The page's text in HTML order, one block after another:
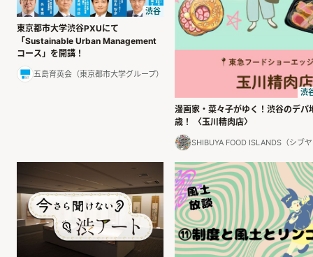
渋谷
東京都市大学渋谷PXUにて
「Sustainable Urban Management
コース」を開講！
五島育英会（東京都市大学グループ）
渋
漫画家・菜々子がゆく！渋谷のデパ
歳！ 〈玉川精肉店〉
SHIBUYA FOOD ISLANDS（シブ